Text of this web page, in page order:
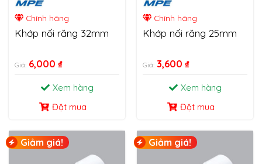
Chính hãng
Khớp nối răng 32mm
Giá: 6,000 ₫
Xem hàng
Đặt mua
Chính hãng
Khớp nối răng 25mm
Giá: 3,600 ₫
Xem hàng
Đặt mua
Giảm giá! Giảm giá!